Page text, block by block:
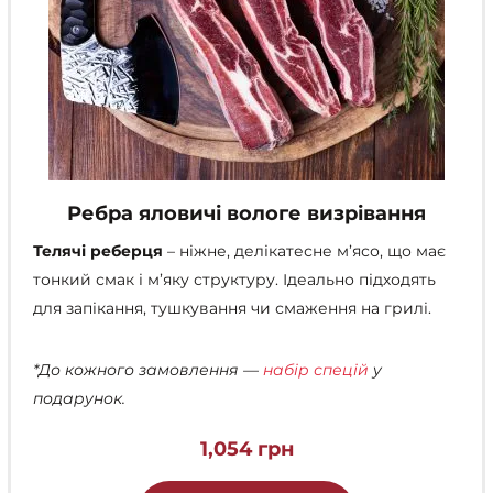
Ребра яловичі вологе визрівання
Телячі реберця – ніжне, делікатесне м’ясо, що має
тонкий смак і м’яку структуру. Ідеально підходять
для запікання, тушкування чи смаження на грилі.
*До кожного замовлення — набір спецій у
подарунок.
1,054 грн